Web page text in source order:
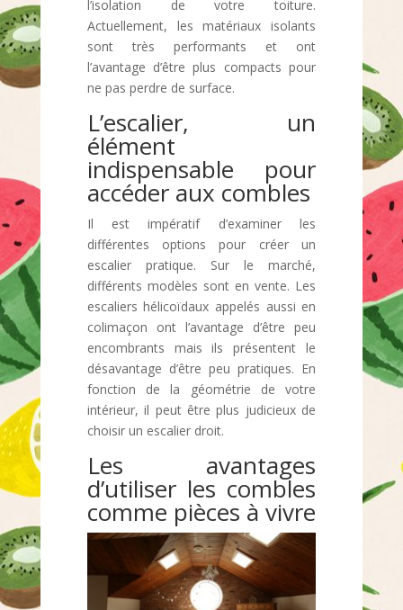
l’isolation de votre toiture.
Actuellement, les matériaux isolants
sont très performants et ont
l’avantage d’être plus compacts pour
ne pas perdre de surface.
L’escalier, un
élément
indispensable pour
accéder aux combles
Il est impératif d’examiner les
différentes options pour créer un
escalier pratique. Sur le marché,
différents modèles sont en vente. Les
escaliers hélicoïdaux appelés aussi en
colimaçon ont l’avantage d’être peu
encombrants mais ils présentent le
désavantage d’être peu pratiques. En
fonction de la géométrie de votre
intérieur, il peut être plus judicieux de
choisir un escalier droit.
Les avantages
d’utiliser les combles
comme pièces à vivre